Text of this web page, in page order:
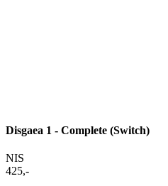
Disgaea 1 - Complete (Switch)
NIS
425,-